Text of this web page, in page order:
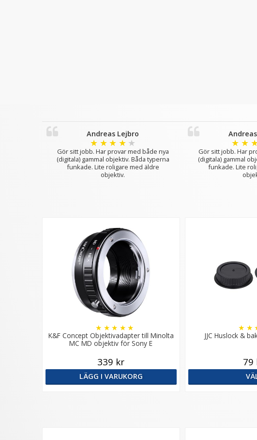
Andreas Lejbro
★ ★ ★ ★ ★
Gör sitt jobb. Har provar med både nya
(digitala) gammal objektiv. Båda typerna
funkade. Lite roligare med äldre
objektiv.
★ ★
Gör sitt jobb. Har
(digitala) gammal
funkade. Lite
K&F Concept Objektivadapter till Minolta
MC MD objektiv för Sony E
★ ★ ★ ★ ★
339 kr
LÄGG I VARUKORG
JJC Huslock &
★ ★
79